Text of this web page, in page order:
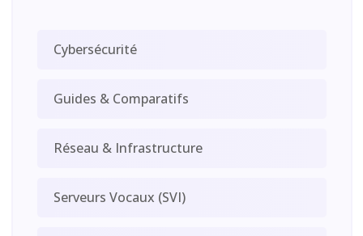
Cybersécurité
Guides & Comparatifs
Réseau & Infrastructure
Serveurs Vocaux (SVI)